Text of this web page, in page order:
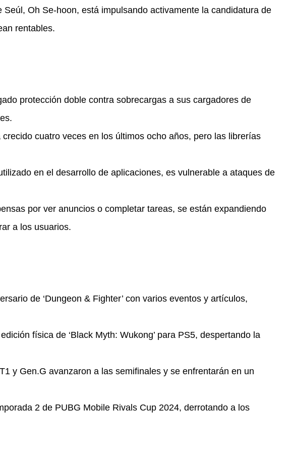
Seúl, Oh Se-hoon, está impulsando activamente la candidatura de
rentables.
protección doble contra sobrecargas a sus cargadores de
cuatro veces en los últimos ocho años, pero las librerías
en el desarrollo de aplicaciones, es vulnerable a ataques de
por ver anuncios o completar tareas, se están expandiendo
a los usuarios.
de ‘Dungeon & Fighter’ con varios eventos y artículos,
física de ‘Black Myth: Wukong’ para PS5, despertando la
y Gen.G avanzaron a las semifinales y se enfrentarán en un
2 de PUBG Mobile Rivals Cup 2024, derrotando a los